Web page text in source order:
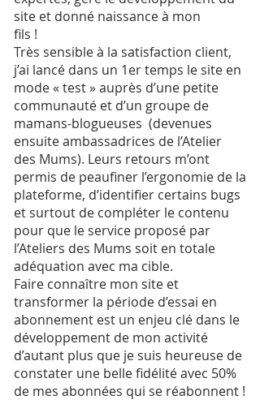
site et donné naissance à mon
fils !
Très sensible à la satisfaction client,
j’ai lancé dans un 1er temps le site en
mode « test » auprès d’une petite
communauté et d’un groupe de
mamans-blogueuses (devenues
ensuite ambassadrices de l’Atelier
des Mums). Leurs retours m’ont
permis de peaufiner l’ergonomie de la
plateforme, d’identifier certains bugs
et surtout de compléter le contenu
pour que le service proposé par
l’Ateliers des Mums soit en totale
adéquation avec ma cible.
Faire connaître mon site et
transformer la période d’essai en
abonnement est un enjeu clé dans le
développement de mon activité
d’autant plus que je suis heureuse de
constater une belle fidélité avec 50%
de mes abonnées qui se réabonnent !